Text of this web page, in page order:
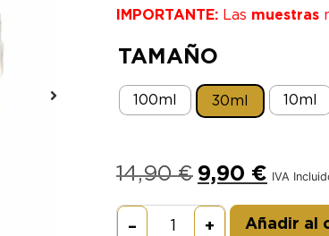
IMPORTANTE: Las muestras
TAMAÑO
100ml 30ml 10ml
14,90€ 9,90 € IVA
– + Añadir al